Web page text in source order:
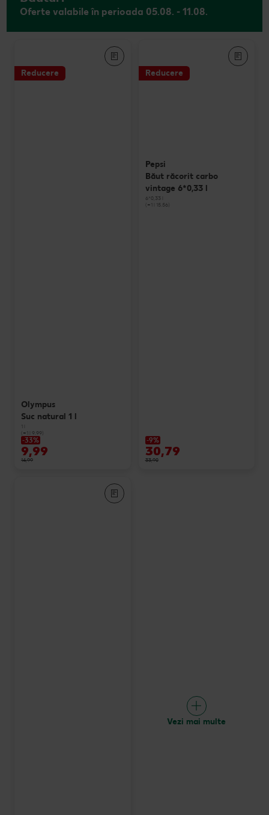
Oferte valabile în perioada 05.08. - 11.08.
Reducere
Olympus
Suc natural 1 l
(=1 l 9.99)
-33%
9,99
14,99
Reducere
Pepsi
Băut răcorit carbo
vintage 6*0,33 l
6*0,33 l
(=1 l 15.56)
-9%
30,79
33,90
Vezi mai multe